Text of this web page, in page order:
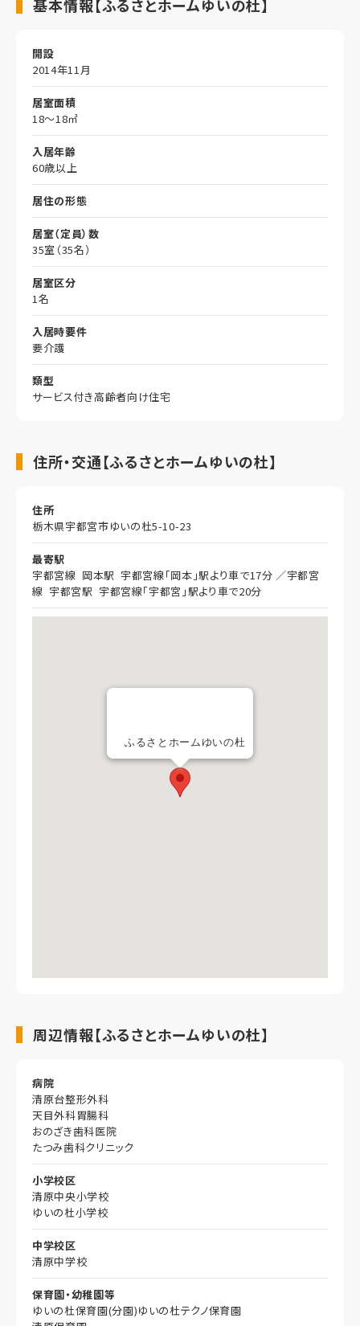
基本情報【ふるさとホームゆいの杜】
開設
2014年11月
居室面積
18～18㎡
入居年齢
60歳以上
居住の形態
居室（定員）数
35室（35名）
居室区分
1名
入居時要件
要介護
類型
サービス付き高齢者向け住宅
住所・交通【ふるさとホームゆいの杜】
住所
栃木県宇都宮市ゆいの杜5-10-23
最寄駅
宇都宮線 岡本駅 宇都宮線「岡本」駅より車で17分 ／宇都宮
線 宇都宮駅 宇都宮線「宇都宮」駅より車で20分
ふるさとホームゆいの杜
周辺情報【ふるさとホームゆいの杜】
病院
清原台整形外科
天目外科胃腸科
おのざき歯科医院
たつみ歯科クリニック
小学校区
清原中央小学校
ゆいの杜小学校
中学校区
清原中学校
保育園・幼稚園等
ゆいの杜保育園(分園)ゆいの杜テクノ保育園